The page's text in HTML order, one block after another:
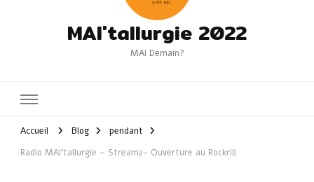
MAI'tallurgie 2022
MAI Demain?
Accueil Blog
pendant
Radio MAI’tallurgie – Stream2- Ouverture au Rockrill